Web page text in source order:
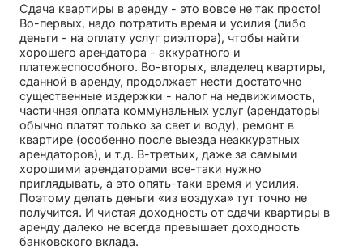
Сдача квартиры в аренду - это вовсе не так просто!
Во-первых, надо потратить время и усилия (либо
деньги - на оплату услуг риэлтора), чтобы найти
хорошего арендатора - аккуратного и
платежеспособного. Во-вторых, владелец квартиры,
сданной в аренду, продолжает нести достаточно
существенные издержки - налог на недвижимость,
частичная оплата коммунальных услуг (арендаторы
обычно платят только за свет и воду), ремонт в
квартире (особенно после выезда неаккуратных
арендаторов), и т.д. В-третьих, даже за самыми
хорошими арендаторами все-таки нужно
приглядывать, а это опять-таки время и усилия.
Поэтому делать деньги «из воздуха» тут точно не
получится. И чистая доходность от сдачи квартиры в
аренду далеко не всегда превышает доходность
банковского вклада.